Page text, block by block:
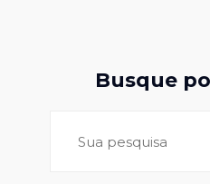
Busque